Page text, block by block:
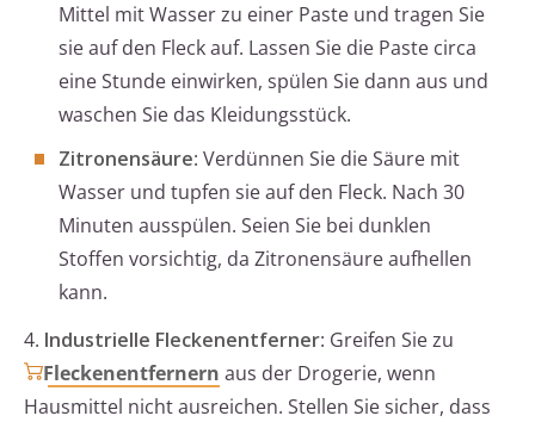
Mittel mit Wasser zu einer Paste und tragen Sie
sie auf den Fleck auf. Lassen Sie die Paste circa
eine Stunde einwirken, spülen Sie dann aus und
waschen Sie das Kleidungsstück.
Zitronensäure: Verdünnen Sie die Säure mit
Wasser und tupfen sie auf den Fleck. Nach 30
Minuten ausspülen. Seien Sie bei dunklen
Stoffen vorsichtig, da Zitronensäure aufhellen
kann.
4. Industrielle Fleckenentferner: Greifen Sie zu
Fleckenentfernern aus der Drogerie, wenn
Hausmittel nicht ausreichen. Stellen Sie sicher, dass